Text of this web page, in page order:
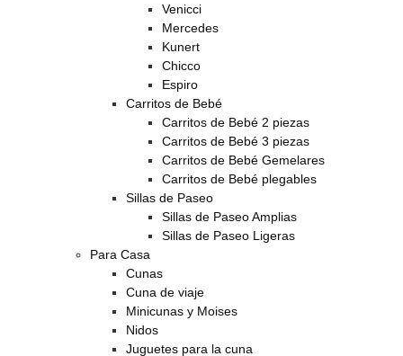
Venicci
Mercedes
Kunert
Chicco
Espiro
Carritos de Bebé
Carritos de Bebé 2 piezas
Carritos de Bebé 3 piezas
Carritos de Bebé Gemelares
Carritos de Bebé plegables
Sillas de Paseo
Sillas de Paseo Amplias
Sillas de Paseo Ligeras
Para Casa
Cunas
Cuna de viaje
Minicunas y Moises
Nidos
Juguetes para la cuna